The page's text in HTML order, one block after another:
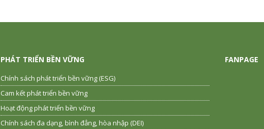
PHÁT TRIỂN BỀN VỮNG
Chính sách phát triển bền vững (ESG)
Cam kết phát triển bền vững
Hoạt động phát triển bền vững
Chính sách đa dạng, bình đẳng, hòa nhập (DEI)
FANPAGE